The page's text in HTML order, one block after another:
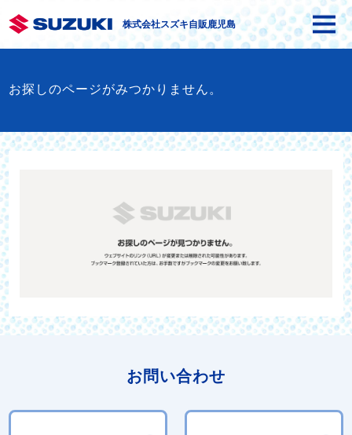
株式会社スズキ自販鹿児島
お探しのページがみつかりません。
お問い合わせ